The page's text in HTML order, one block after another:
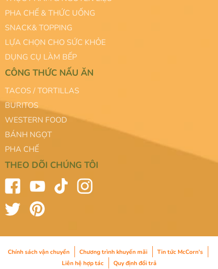
PHA CHẾ & THỨC UỐNG
SNACK& TOPPING
LỰA CHỌN CHO SỨC KHỎE
DỤNG CỤ LÀM BẾP
CÔNG THỨC NẤU ĂN
TACOS / TORTILLAS
BURITOS
WESTERN FOOD
BÁNH NGỌT
PHA CHẾ
THEO DÕI CHÚNG TÔI
Chính sách vận chuyển Chương trình khuyến mãi
Tin tức McCorn's
Liên hệ hợp tác
Quy định đổi trả